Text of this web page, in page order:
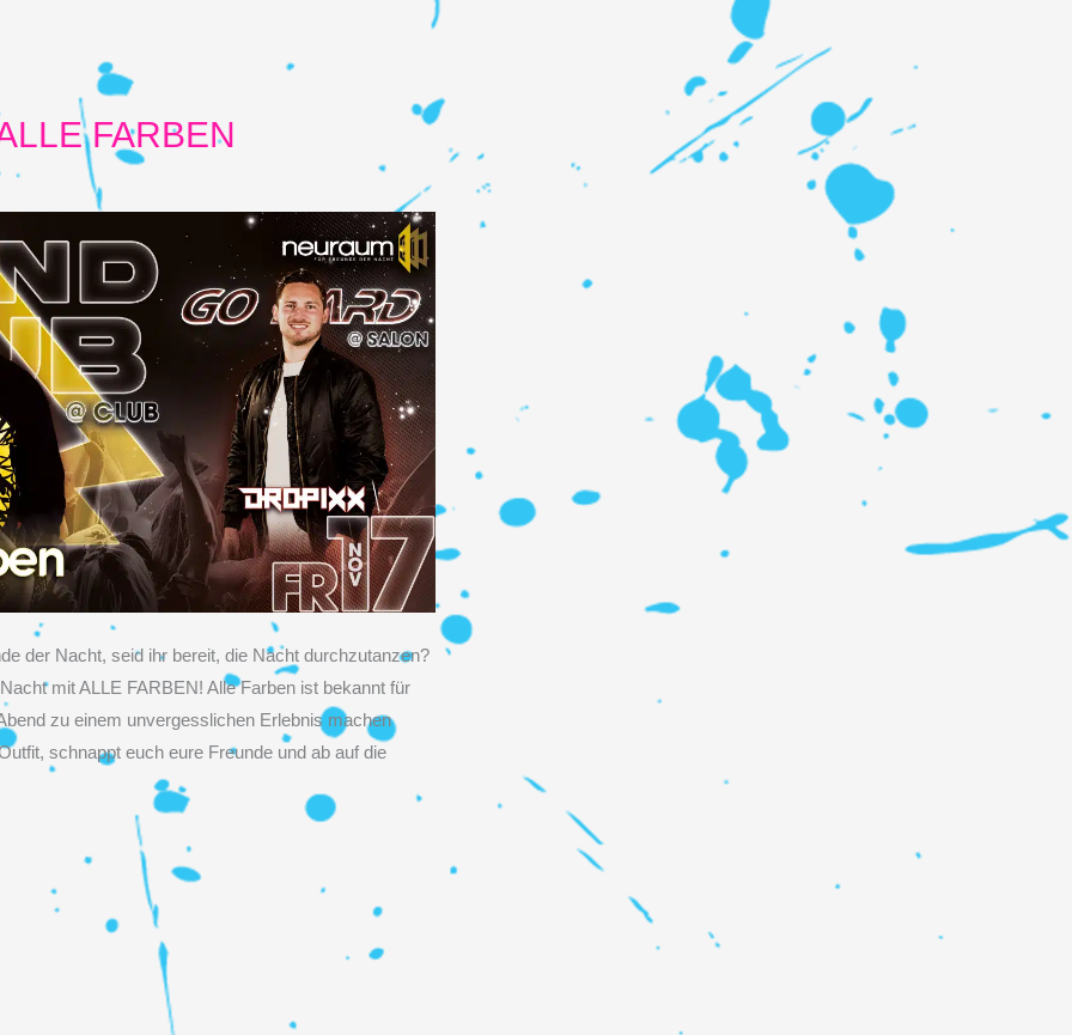
FARBEN
der Nacht, seid ihr bereit, die Nacht durchzutanzen?
mit ALLE FARBEN! Alle Farben ist bekannt für
zu einem unvergesslichen Erlebnis machen
schnappt euch eure Freunde und ab auf die